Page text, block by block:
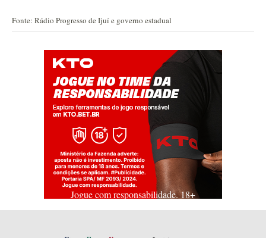
Fonte: Rádio Progresso de Ijuí e governo estadual
Jogue com responsabilidade. 18+